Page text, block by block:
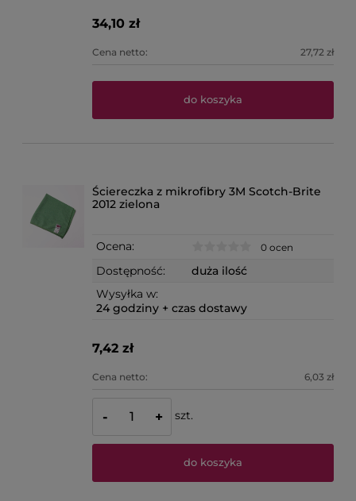
34,10 zł
Cena netto: 27,72 zł
do koszyka
Ściereczka z mikrofibry 3M Scotch-Brite
2012 zielona
Ocena: 0 ocen
Dostępność:
duża ilość
Wysyłka w:
24 godziny + czas dostawy
7,42 zł
Cena netto: 6,03 zł
- + szt.
do koszyka